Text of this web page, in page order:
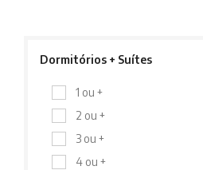
Dormitórios + Suítes
1 ou +
2 ou +
3 ou +
4 ou +